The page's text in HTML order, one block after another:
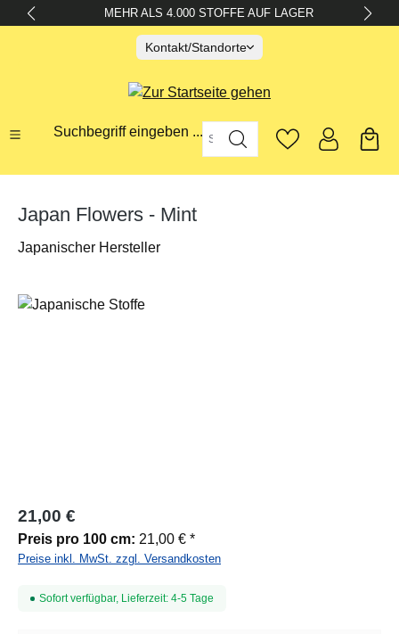
springen MEHR ALS 4.000 STOFFE AUF LAGER
Kontakt/Standorte
Suchbegriff eingeben ...
Japan Flowers - Mint
Japanischer Hersteller
Bildergalerie überspringen
21,00 €
Preis pro 100 cm: 21,00 € *
Preise inkl. MwSt. zzgl. Versandkosten
Sofort verfügbar, Lieferzeit: 4-5 Tage